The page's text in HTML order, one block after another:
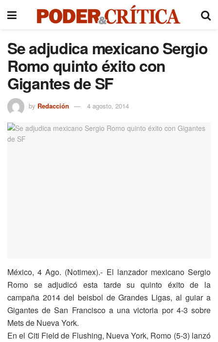
Se adjudica mexicano Sergio
Romo quinto éxito con
Gigantes de SF
by Redacción 4 agosto, 2014
México, 4 Ago. (Notimex).- El lanzador mexicano Sergio
Romo se adjudicó esta tarde su quinto éxito de la
campaña 2014 del beisbol de Grandes Ligas, al guiar a
Gigantes de San Francisco a una victoria por 4-3 sobre
Mets de Nueva York.
En el Citi Field de Flushing, Nueva York, Romo (5-3) lanzó